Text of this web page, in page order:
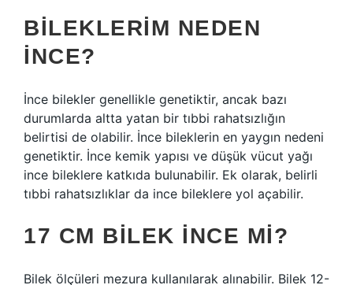
BILEKLERIM NEDEN
INCE?
İnce bilekler genellikle genetiktir, ancak bazı
durumlarda altta yatan bir tıbbi rahatsızlığın
belirtisi de olabilir. İnce bileklerin en yaygın nedeni
genetiktir. İnce kemik yapısı ve düşük vücut yağı
ince bileklere katkıda bulunabilir. Ek olarak, belirli
tıbbi rahatsızlıklar da ince bileklere yol açabilir.
17 CM BILEK INCE MI?
Bilek ölçüleri mezura kullanılarak alınabilir. Bilek 12-